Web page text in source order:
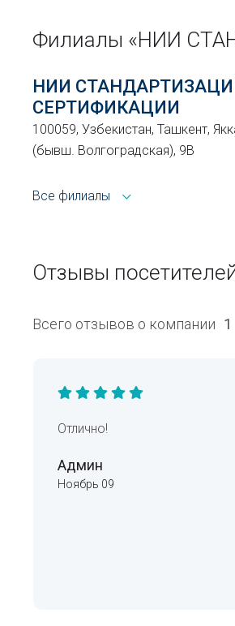
Филиалы «НИИ
НИИ
СЕРТИФИКАЦИИ
100059, Узбекистан, Ташкент,
(бывш. Волгоградская), 9В
Все филиалы
Отзывы
Всего отзывов о компании 1
Отлично!
Админ
Ноябрь 09